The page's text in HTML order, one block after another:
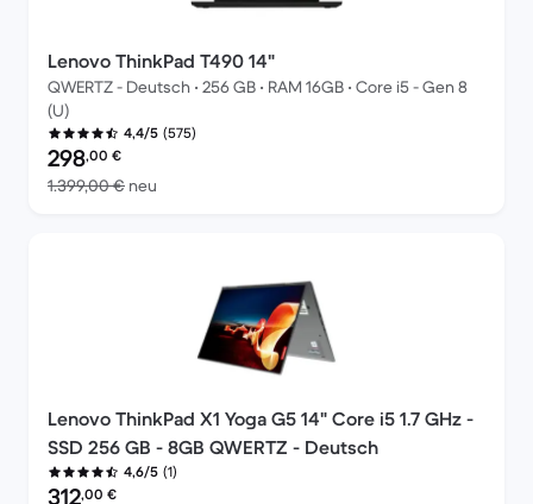
Lenovo ThinkPad T490 14"
QWERTZ - Deutsch • 256 GB • RAM 16GB • Core i5 - Gen 8
(U)
4,4/5 (575)
Preis des erneuerten Produkts:
298,00 €
1.399,00 € neu
Lenovo ThinkPad X1 Yoga G5 14" Core i5 1.7 GHz -
SSD 256 GB - 8GB QWERTZ - Deutsch
4,6/5 (1)
Preis des erneuerten Produkts:
312,00 €